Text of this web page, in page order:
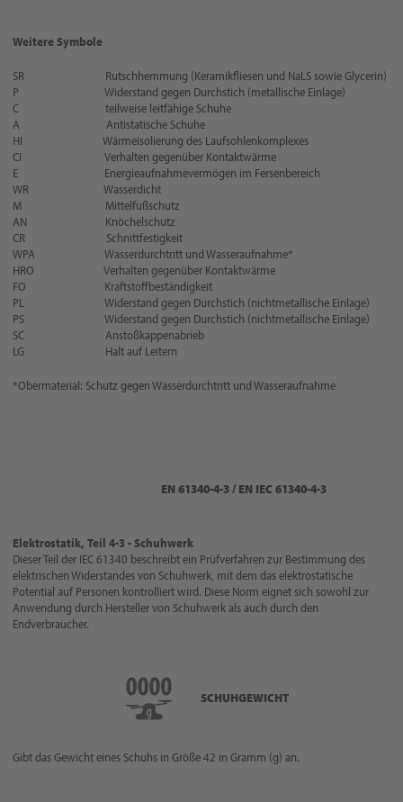
Weitere Symbole
SR Rutschhemmung (Keramikfliesen und NaLS sowie Glycerin)
P Widerstand gegen Durchstich (metallische Einlage)
C teilweise leitfähige Schuhe
A Antistatische Schuhe
HI Wärmeisolierung des Laufsohlenkomplexes
CI Verhalten gegenüber Kontaktwärme
E Energieaufnahmevermögen im Fersenbereich
WR Wasserdicht
M Mittelfußschutz
AN Knöchelschutz
CR Schnittfestigkeit
WPA Wasserdurchtritt und Wasseraufnahme*
HRO Verhalten gegenüber Kontaktwärme
FO Kraftstoffbeständigkeit
PL Widerstand gegen Durchstich (nichtmetallische Einlage)
PS Widerstand gegen Durchstich (nichtmetallische Einlage)
SC Anstoßkappenabrieb
LG Halt auf Leitern
*Obermaterial: Schutz gegen Wasserdurchtritt und Wasseraufnahme
EN 61340-4-3 / EN IEC 61340-4-3
Elektrostatik, Teil 4-3 - Schuhwerk
Dieser Teil der IEC 61340 beschreibt ein Prüfverfahren zur Bestimmung des
elektrischen Widerstandes von Schuhwerk, mit dem das elektrostatische
Potential auf Personen kontrolliert wird. Diese Norm eignet sich sowohl zur
Anwendung durch Hersteller von Schuhwerk als auch durch den
Endverbraucher.
SCHUHGEWICHT
Gibt das Gewicht eines Schuhs in Größe 42 in Gramm (g) an.